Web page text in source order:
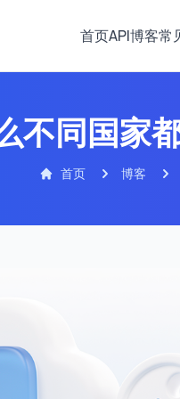
首页API博客常
不同国家
首页 博客